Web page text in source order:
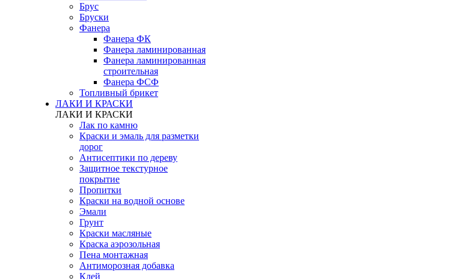
Брус
Бруски
Фанера
Фанера ФК
Фанера ламинированная
Фанера ламинированная
строительная
Фанера ФСФ
Топливный брикет
ЛАКИ И КРАСКИ
ЛАКИ И КРАСКИ
Лак по камню
Краски и эмаль для разметки
дорог
Антисептики по дереву
Защитное текстурное
покрытие
Пропитки
Краски на водной основе
Эмали
Грунт
Краски масляные
Краска аэрозольная
Пена монтажная
Антиморозная добавка
Клей